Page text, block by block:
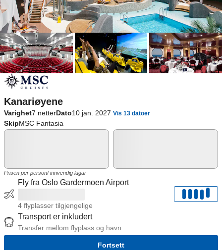
Kanariøyene
Varighet7 netterDato10 jan. 2027 Vis 13 datoer
SkipMSC Fantasia
Prisen per person/ innvendig lugar
Fly fra Oslo Gardermoen Airport
4 flyplasser tilgjengelige
Transport er inkludert
Transfer mellom flyplass og havn
Fortsett